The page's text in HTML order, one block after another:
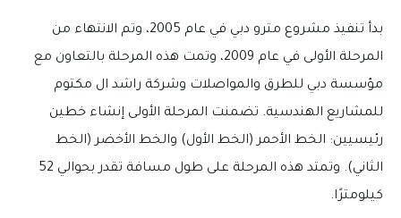
بدأ تنفيذ مشروع مترو دبي في عام 2005، وتم الانتهاء من
المرحلة الأولى في عام 2009، وتمت هذه المرحلة بالتعاون مع
مؤسسة دبي للطرق والمواصلات وشركة راشد ال مكتوم
للمشاريع الهندسية. تضمنت المرحلة الأولى إنشاء خطين
رئيسيين: الخط الأحمر (الخط الأول) والخط الأخضر (الخط
الثاني). وتمتد هذه المرحلة على طول مسافة تقدر بحوالي 52
كيلومترًا.